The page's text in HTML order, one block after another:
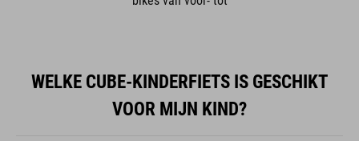
WELKE CUBE-KINDERFIETS IS GESCHIKT
VOOR MIJN KIND?